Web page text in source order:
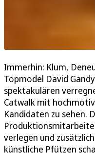
Immerhin: Klum,
Topmodel David
spektakulären
Catwalk mit
Kandidaten zu sehen.
verlegen und
künstliche Pfützen